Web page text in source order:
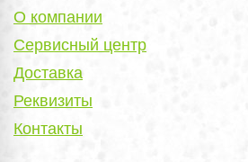
О компании
Сервисный центр
Доставка
Реквизиты
Контакты